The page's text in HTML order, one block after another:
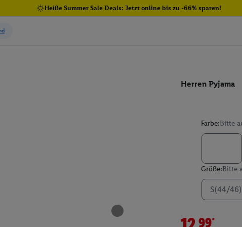
Heiße Summer Sale Deals: Jetzt online bis zu -66% sparen!
Herren Pyjama
Farbe:Bitte
Größe:Bitte
S(44/46)